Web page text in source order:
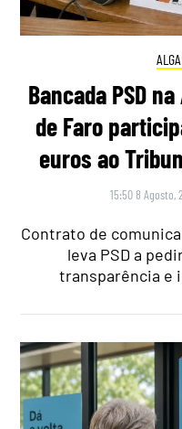
Bancada PSD
de Faro
euros ao
15:50 8 Agosto,
Contrato de
leva PSD a
transparência e